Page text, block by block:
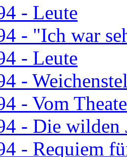
- Leute
- "Ich war
- Leute
-
- Vom
- Die wilden
- Requiem